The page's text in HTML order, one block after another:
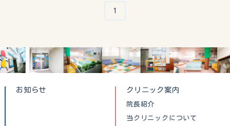
1
お知らせ クリニック案内
院長紹介
当クリニックについて